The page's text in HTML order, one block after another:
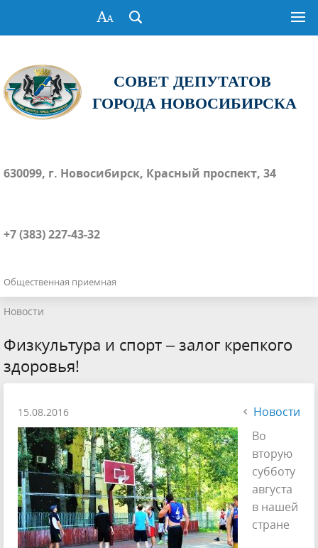
СОВЕТ ДЕПУТАТОВ
ГОРОДА НОВОСИБИРСКА
630099, г. Новосибирск, Красный проспект, 34
+7 (383) 227-43-32
Общественная приемная
Новости
Физкультура и спорт – залог крепкого
здоровья!
15.08.2016
Новости
Во
вторую
субботу
августа
в нашей
стране